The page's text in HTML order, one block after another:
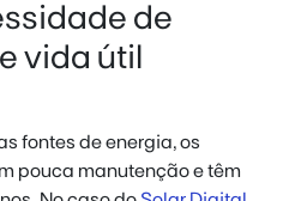
de
vida útil
fontes de energia, os
pouca manutenção e têm